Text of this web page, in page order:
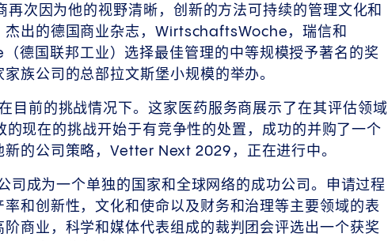
次因为他的视野清晰，创新的方法可持续的管理文化和
杰出的德国商业杂志，WirtschaftsWoche，瑞信和
国联邦工业）选择最佳管理的中等规模授予著名的奖
族公司的总部拉文斯堡小规模的举办。
目前的挑战情况下。这家医药服务商展示了在其评估领域
现在的挑战开始于有竞争性的处置，成功的并购了一个
的公司策略，Vetter Next 2029，正在进行中。
成为一个单独的国家和全球网络的成功公司。申请过程
和创新性，文化和使命以及财务和治理等主要领域的表
商业，科学和媒体代表组成的裁判团会评选出一个获奖